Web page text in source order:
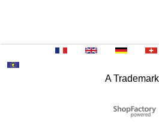
A Trademark
To create online store
ShopFactory